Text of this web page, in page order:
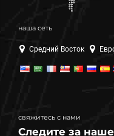
наша сеть
Средний Восток
свяжитесь с нами
Следите за